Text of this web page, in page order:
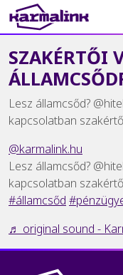
Main Navigation
SZAKÉRTŐI
Lesz államcsőd?
kapcsolatban
@karmalink.hu
Lesz államcsőd?
kapcsolatban
#államcsőd
♬ original sound -